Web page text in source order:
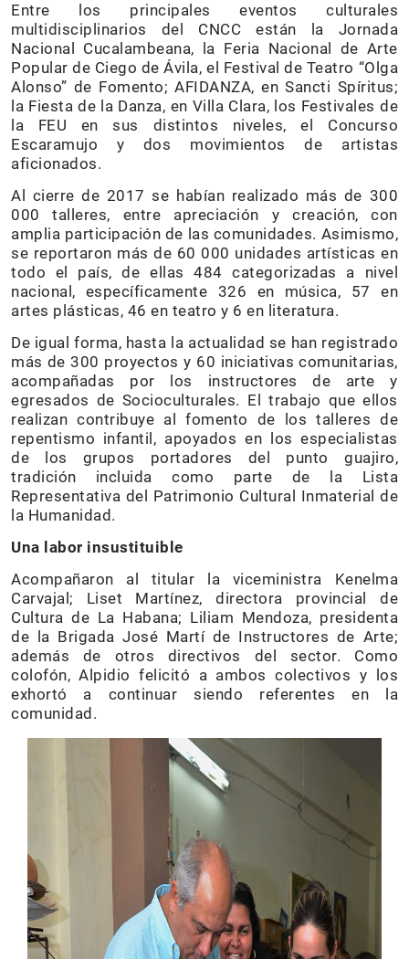
Entre los principales eventos culturales
multidisciplinarios del CNCC están la Jornada
Nacional Cucalambeana, la Feria Nacional de Arte
Popular de Ciego de Ávila, el Festival de Teatro “Olga
Alonso” de Fomento; AFIDANZA, en Sancti Spíritus;
la Fiesta de la Danza, en Villa Clara, los Festivales de
la FEU en sus distintos niveles, el Concurso
Escaramujo y dos movimientos de artistas
aficionados.
Al cierre de 2017 se habían realizado más de 300
000 talleres, entre apreciación y creación, con
amplia participación de las comunidades. Asimismo,
se reportaron más de 60 000 unidades artísticas en
todo el país, de ellas 484 categorizadas a nivel
nacional, específicamente 326 en música, 57 en
artes plásticas, 46 en teatro y 6 en literatura.
De igual forma, hasta la actualidad se han registrado
más de 300 proyectos y 60 iniciativas comunitarias,
acompañadas por los instructores de arte y
egresados de Socioculturales. El trabajo que ellos
realizan contribuye al fomento de los talleres de
repentismo infantil, apoyados en los especialistas
de los grupos portadores del punto guajiro,
tradición incluida como parte de la Lista
Representativa del Patrimonio Cultural Inmaterial de
la Humanidad.
Una labor insustituible
Acompañaron al titular la viceministra Kenelma
Carvajal; Liset Martínez, directora provincial de
Cultura de La Habana; Liliam Mendoza, presidenta
de la Brigada José Martí de Instructores de Arte;
además de otros directivos del sector. Como
colofón, Alpidio felicitó a ambos colectivos y los
exhortó a continuar siendo referentes en la
comunidad.